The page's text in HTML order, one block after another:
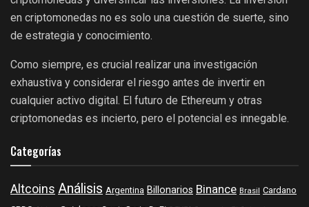
en criptomonedas no es solo una cuestión de suerte, sino
de estrategia y conocimiento.
Como siempre, es crucial realizar una investigación
exhaustiva y considerar el riesgo antes de invertir en
cualquier activo digital. El futuro de Ethereum y otras
criptomonedas es incierto, pero el potencial es innegable.
Categorías
AltcoinsAnálisis Argentina Billonarios Binance Brasil Cardano